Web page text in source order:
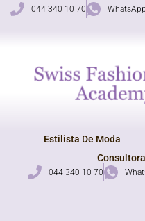
Salta
044 340 10 70 WhatsApp
Estilista De Moda
044 340 10 70